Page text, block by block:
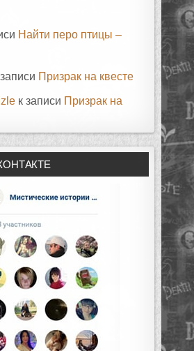
Найти перо птицы –
Призрак на квесте
к записи Призрак на